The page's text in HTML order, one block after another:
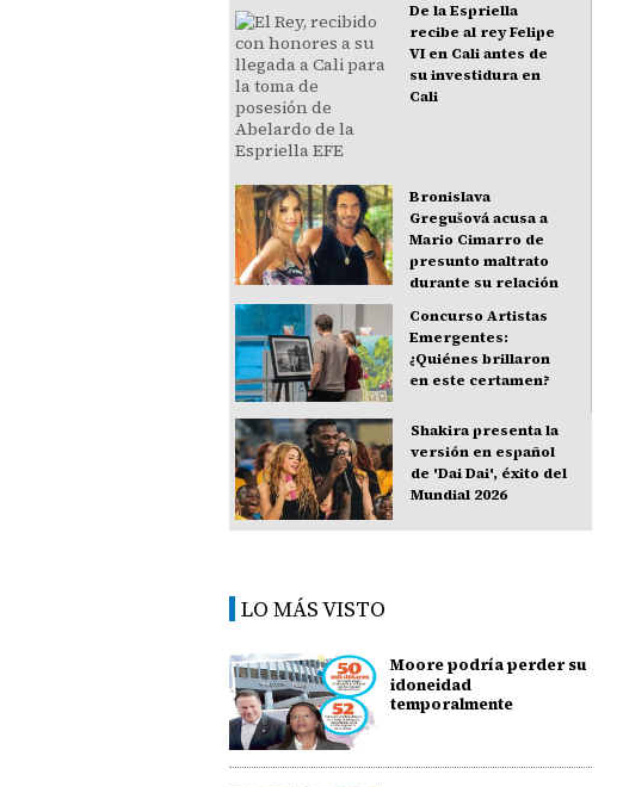
De la Espriella
recibe al rey Felipe
VI en Cali antes de
su investidura en
Cali
Bronislava
Gregušová acusa a
Mario Cimarro de
presunto maltrato
durante su relación
Concurso Artistas
Emergentes:
¿Quiénes brillaron
en este certamen?
Shakira presenta la
versión en español
de 'Dai Dai', éxito del
Mundial 2026
LO MÁS VISTO
Moore podría perder su
idoneidad
temporalmente